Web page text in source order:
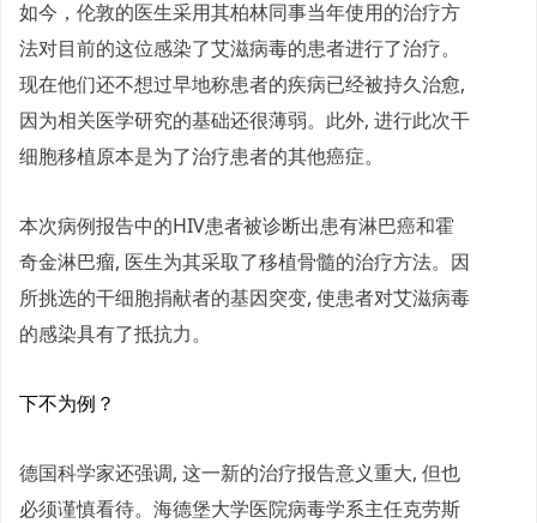
如今，伦敦的医生采用其柏林同事当年使用的治疗方
法对目前的这位感染了艾滋病毒的患者进行了治疗。
现在他们还不想过早地称患者的疾病已经被持久治愈,
因为相关医学研究的基础还很薄弱。此外, 进行此次干
细胞移植原本是为了治疗患者的其他癌症。
本次病例报告中的HIV患者被诊断出患有淋巴癌和霍
奇金淋巴瘤, 医生为其采取了移植骨髓的治疗方法。因
所挑选的干细胞捐献者的基因突变, 使患者对艾滋病毒
的感染具有了抵抗力。
下不为例？
德国科学家还强调, 这一新的治疗报告意义重大, 但也
必须谨慎看待。海德堡大学医院病毒学系主任克劳斯